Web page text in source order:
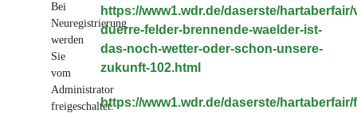
Bei
Neuregistrierung
werden
Sie
vom
Administrator
freigeschaltet.
https://www1.wdr.de/daserste/
duerre-felder-brennende-waelder-ist-
das-noch-wetter-oder-schon-unsere-
zukunft-102.html
https://www1.wdr.de/daserste/